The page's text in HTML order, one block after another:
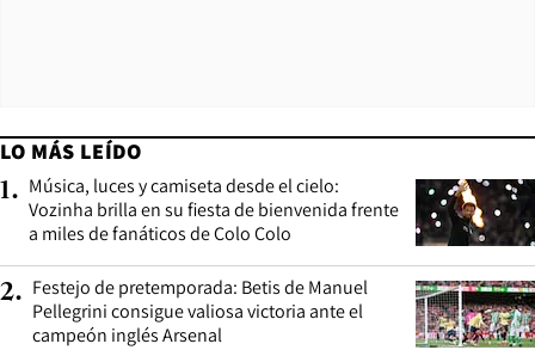
LO MÁS LEÍDO
1. Música, luces y camiseta desde el cielo:
Vozinha brilla en su fiesta de bienvenida frente
a miles de fanáticos de Colo Colo
2. Festejo de pretemporada: Betis de Manuel
Pellegrini consigue valiosa victoria ante el
campeón inglés Arsenal